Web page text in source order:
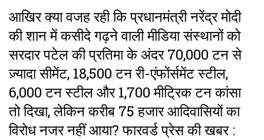
आखिर क्या वजह रही कि प्रधानमंत्री नरेंद्र मोदी
की शान में कसीदे गढ़ने वाली मीडिया संस्थानों को
सरदार पटेल की प्रतिमा के अंदर 70,000 टन से
ज़्यादा सीमेंट, 18,500 टन री-एंफोंर्समेंट स्टील,
6,000 टन स्टील और 1,700 मीट्रिक टन कांसा
तो दिखा, लेकिन करीब 75 हजार आदिवासियों का
विरोध नजर नहीं आया? फारवर्ड प्रेस की खबर :